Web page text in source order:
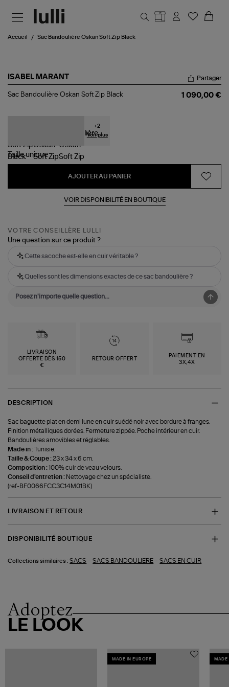
Accueil Sac Bandoulière Oskan Soft Zip Black
ISABEL MARANT
Sac
Partager
Sac Bandoulière Oskan Soft Zip Black 1 090,00 €
+2
Voir plus
Tailleunique
AJOUTER AU PANIER
VOIR DISPONIBILITÉ EN BOUTIQUE
VOTRE CONSEILLÈRE LULLI
Une question sur ce produit ?
Cette sacoche est-elle en cuir véritable ?
Quelles sont les dimensions exactes de ce sac bandoulière ?
LIVRAISON
OFFERTE DÈS 150
€
RETOUR OFFERT
PAIEMENT EN
3X,4X
DESCRIPTION
Sac baguette plat en demi lune en cuir suédé noir avec bordure à franges.
Finition métalliques dorées. Fermeture zippée. Poche intérieur en cuir.
Bandoulières amovibles et réglables.
Made in :Tunisie.
Taille & Coupe :23 x 34 x 6 cm.
Composition :100% cuir de veau velours.
Conseil d'entretien : Nettoyage chez un spécialiste.
(ref-BF0066FCC3C14M01BK)
LIVRAISON ET RETOUR
DISPONIBILITÉ BOUTIQUE
Collections similaires : SACS -SACS BANDOULIERE -SACS EN CUIR
Adoptez
LE LOOK
MADE IN EUROPE MADE